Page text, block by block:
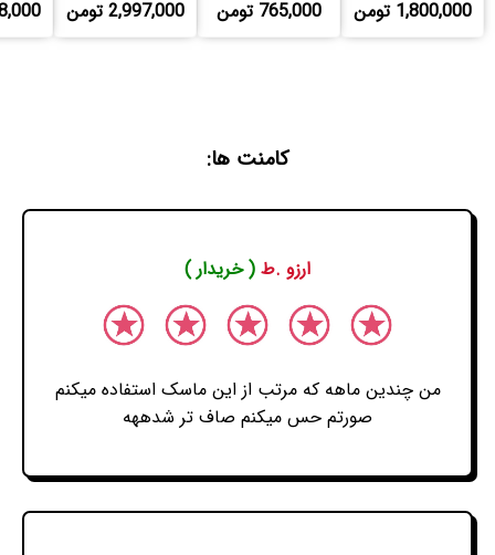
1,800,000 تومن 765,000 تومن 2,997,000 تومن
کامنت ها:
ارزو .ط ( خریدار )
من چندین ماهه که مرتب از این ماسک استفاده میکنم
صورتم حس میکنم صاف تر شدههه